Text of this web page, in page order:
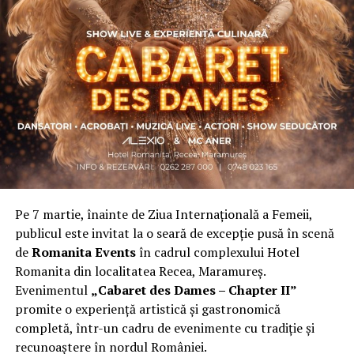
Asociația a fost fondată în 2019, dintr-un context
personal dificil, ca răspuns la întrebări despre
contribuție și sens. A crescut organic și a ajuns astăzi
una dintre cele mai mari comunități de femei
antreprenor din România, cu prezență fizică în mai
multe orașe, inclusiv la Cluj-Napoca.
„Dacă nu eu, atunci cine?”spune clujeancaCarmen
Mihalca, fondatoareaAntreprenoare.ro. Din această
întrebare s-a născut campania.
Cine a ales să fie vizibilă la Cluj
Femeile prezente la evenimentul din Cluj-Napoca
provin din domenii complet diferite. Câteva dintre ele:
Andreea Faur, specialist SEO, spune că a fi vizibilă
înseamnă să te asociezi cu brandul companiei pe care o
reprezinți și să educi publicul țintă. Mesajul ei pentru
Pe 7 martie, înainte de Ziua Internațională a Femeii,
publicul este invitat la o seară de excepție pusă în scenă
deRomanita Eventsîn cadrul complexului Hotel
Romanita din localitatea Recea, Maramureș.
Evenimentul „Cabaret des Dames – Chapter II”
promite o experiență artistică și gastronomică
completă, într-un cadru de evenimente cu tradiție și
recunoaștere în nordul României.